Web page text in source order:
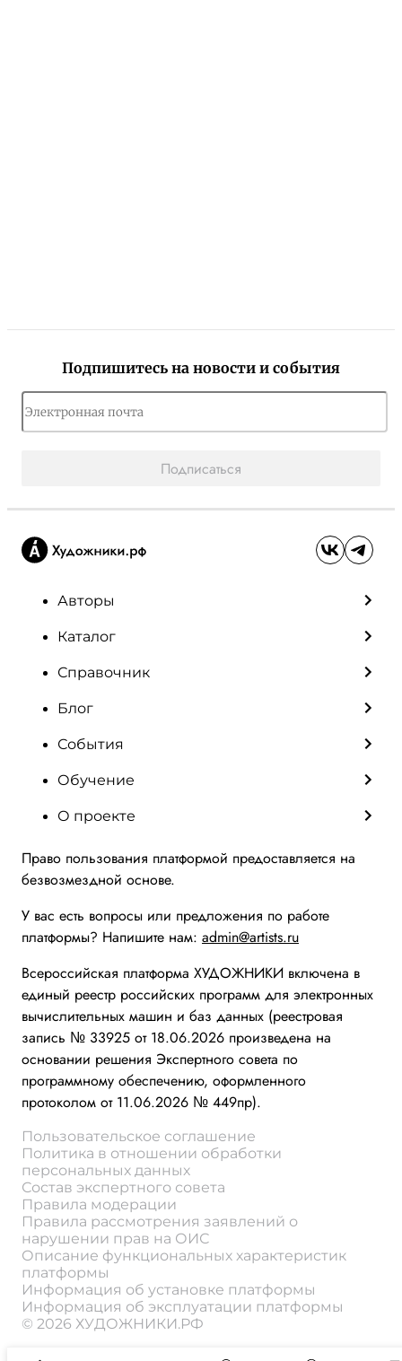
Подпишитесь на новости и события
Подписаться
Авторы
Каталог
Справочник
Блог
События
Обучение
О проекте
Право пользования платформой предоставляется на
безвозмездной основе.
У вас есть вопросы или предложения по работе
платформы? Напишите нам: admin@artists.ru
Всероссийская платформа ХУДОЖНИКИ включена в
единый реестр российских программ для электронных
вычислительных машин и баз данных (реестровая
запись № 33925 от 18.06.2026 произведена на
основании решения Экспертного совета по
программному обеспечению, оформленного
протоколом от 11.06.2026 № 449пр).
Пользовательское соглашение
Политика в отношении обработки
персональных данных
Состав экспертного совета
Правила модерации
Правила рассмотрения заявлений о
нарушении прав на ОИС
Описание функциональных характеристик
платформы
Информация об установке платформы
Информация об эксплуатации платформы
© 2026 ХУДОЖНИКИ.РФ